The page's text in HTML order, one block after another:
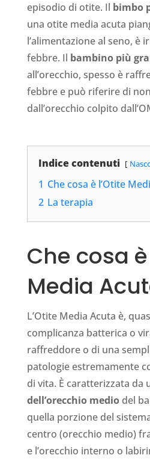
episodio di otite. Il bimbo
una otite media acuta
l’alimentazione al seno, è
febbre. Il bambino più
all’orecchio, spesso è
febbre e può riferire di
dall’orecchio colpito
Indice contenuti
1 Che cosa è l’Otite
2 La terapia
Che cosa
Media
L’Otite Media Acuta è,
complicanza batterica o
raffreddore o di una
patologie estremamente
di vita. È caratterizzata da
dell’orecchio mediodel
quella porzione del
centro (orecchio medio)
e l’orecchio interno o